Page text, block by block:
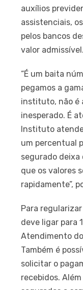
auxílios
assistenciais,
pelos bancos
valor admissível.
“É um baita
pegamos a
instituto, não é
inesperado. É
Instituto
um percentual
segurado
que os valores
rapidamente”,
Para
deve ligar para
Atendimento
Também é
solicitar o
recebidos.